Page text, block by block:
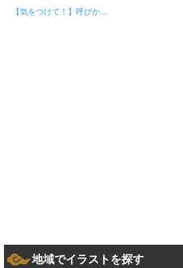
地域でイラストを探す